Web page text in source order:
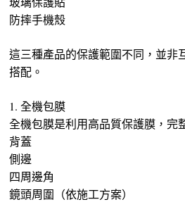
防摔手機殼
這三種產品的保護範圍不同，並非
搭配。
1. 全機包膜
全機包膜是利用高品質保護膜，完
背蓋
側邊
四周邊角
鏡頭周圍（依施工方案）